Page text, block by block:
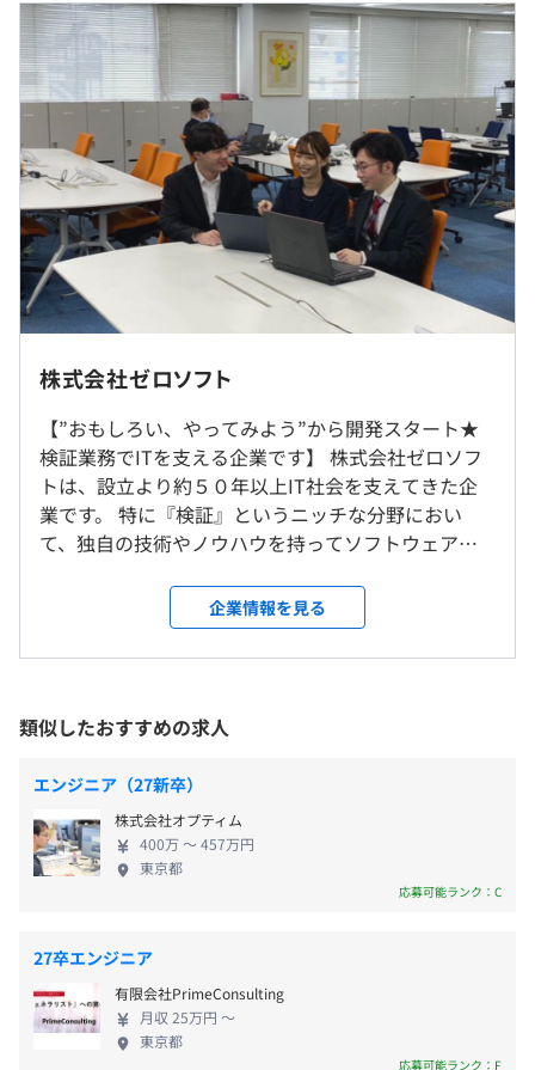
★ソフトウェア開発
・検証用ソフトウェアの開発
・車載向けアプリケーション開発
・プリンタファームウェア開発、動画像ライブラリの開
発、画像補正機能システムの開発
・工作用機械システムのアプリケーション開発、インター
ネット予約システムの開発
・Android用ミドルウェアの開発、ネットワーク・サーバ
構築ツールの開発
・AI用ソフトウェア開発
★検証＆品質保証
・ハードウェア診断プログラム、電子ディバイス機器の検
証、USBの機能検証
・ソフトウェアシミュレータの開発、消費電力性能検証、
検証環境構築、検証運用
など
・入社前研修
・新入社員研修
・技術研修
・社外研修への参加推奨や
・情報処理資格試験の合格一時金
リモート or オンラインで実施します。
従業員に対する受動喫煙対策：あり
対策内容：屋内禁煙（屋外喫煙スペースあり）
実施時間のみ
休憩時間：随時
平均残業時間：平均15時間／月
実施日のみ
オンラインのためなし
インターンのため、ございません
インターンのため、ございません
雇用関係なし
過去３年間の新卒採用者数・離職者数
前年度 採用者数4人 離職者数1人
2年度前 採用者数3人 離職者数0人
3年度前 採用者数4人 離職者数0人
過去３年間の新卒採用者数の男女別人数
前年度 男性1人 女性3人
2年度前 男性2人 女性1人
3年度前 男性4人 女性0人
平均勤続年数
15.2年
研修の有無及び内容
入社前研修、新入社員研修、技術研修等
特に新入社員研修は、「こだわり」のある研修をおこなっ
ています。
単にプログラミング言語を詰め込むだけの教育は、ゼロソ
フトではおこなっていません！
ています。
基礎を学んだ後、各部署でのOJTとなります。
自己啓発支援の有無及びその内容
社外研修への参加推奨や、情報処理資格試験の合格一時金
などがあります。
あり
キャリアコンサルティング制度の有無及びその内容
年2回の個人面談があります。
株式会社ゼロソフト
【”おもしろい、やってみよう”から開発スタート★
検証業務でITを支える企業です】 株式会社ゼロソフ
トは、設立より約５０年以上IT社会を支えてきた企
業です。 特に『検証』というニッチな分野におい
て、独自の技術やノウハウを持ってソフトウェア開
世に出る製品を不具合がないか精査する作業であ
り、IT業界を支える大切な仕事です。 製品サイクル
が短期化する中、ゼロソフトの長年蓄積した検証技
ています。 また、検証によって得た知識や技術力
は、組み込み系や制御系ソフトウェア、業務系アプリ
ケーションソフトウェアの開発にも生かされていま
す。 また、弊社は「おもしろい、やってみよう」を
基本の考え方としています。 そのため自社製品の開
発にも力を入れており、クラウドを使った受付シス
テムをはじめとして、さまざまなプロダクトを開発
を尊重しながら仕事をしているため、仕事とプライ
ベートにはしっかりメリハリがついています。 ゼロ
ソフトは、男女の区別なく長く働ける環境を整える
ことに全力を尽くしています。 安定した企業で、エ
ンジニアとしてスキルを身に着けていきたいと考え
企業情報を見る
類似したおすすめの求人
エンジニア（27新卒）
株式会社オプティム
400万 〜 457万円
東京都
応募可能ランク：C
27卒エンジニア
有限会社PrimeConsulting
月収 25万円 〜
東京都
応募可能ランク：F